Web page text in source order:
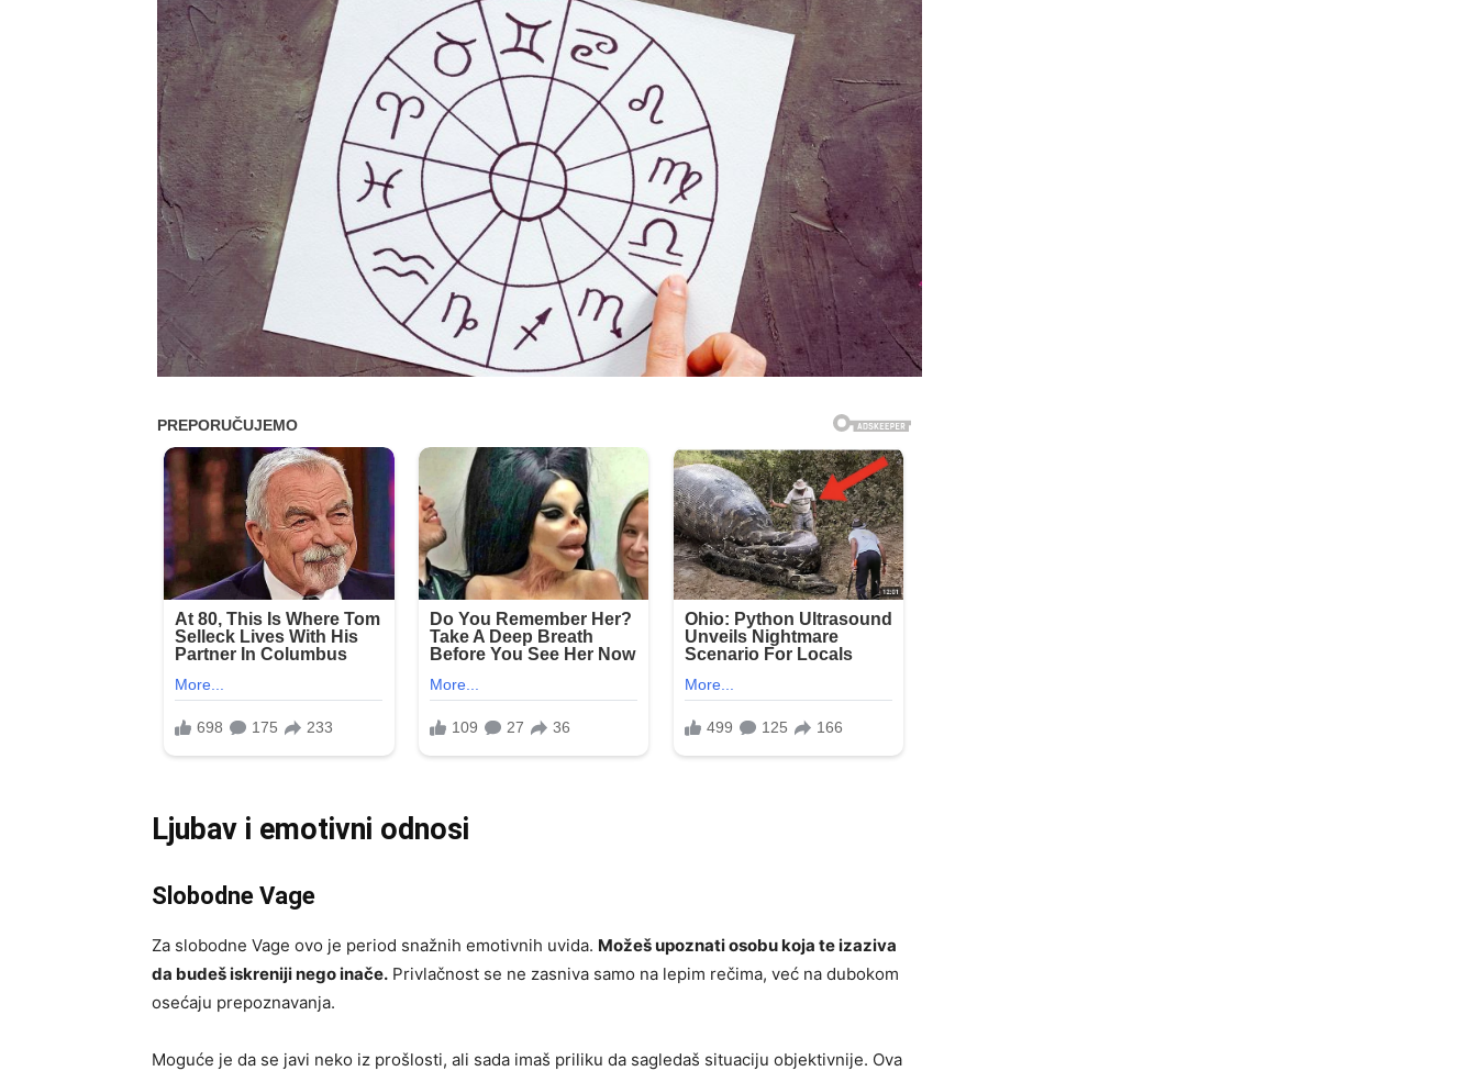
Ljubav i emotivni odnosi
Slobodne Vage
Za slobodne Vage ovo je period snažnih emotivnih uvida. Možeš upoznati osobu koja te izaziva
da budeš iskreniji nego inače. Privlačnost se ne zasniva samo na lepim rečima, već na dubokom
osećaju prepoznavanja.
Moguće je da se javi neko iz prošlosti, ali sada imaš priliku da sagledaš situaciju objektivnije. Ova